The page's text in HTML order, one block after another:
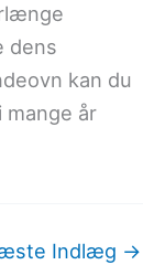
dens
kan du
mange år
Indlæg →